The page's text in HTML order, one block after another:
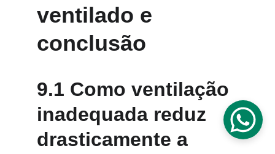
ventilado e
conclusão
9.1 Como ventilação
inadequada reduz
drasticamente a